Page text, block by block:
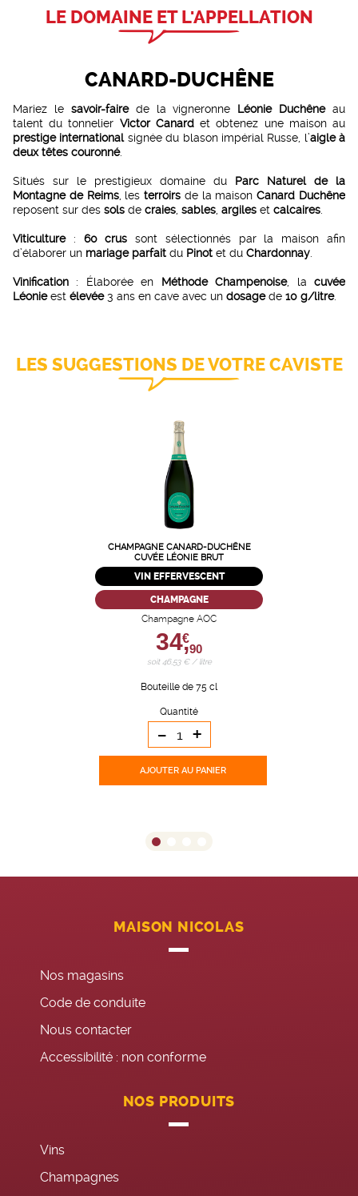
LE DOMAINE ET L'APPELLATION
CANARD-DUCHÊNE
Mariez le savoir-fairede la vigneronne Léonie Duchêneau
talent du tonnelier Victor Canardet obtenez une maison au
prestige internationalsignée du blason impérial Russe, l’aigle à
deux têtes couronné.
Situés sur le prestigieux domaine du Parc Naturel de la
Montagne de Reims, lesterroirs de la maisonCanard Duchêne
reposent sur des sols de craies sables argiles et calcaires
Viticulture: 60 crus sont sélectionnés par la maison afin
d’élaborer un mariage parfait du Pinot et du Chardonnay
Vinification : Élaborée en Méthode Champenoise, lacuvée
Léonieest élevée3 ans en cave avec un dosagede 10 g/litre.
LES SUGGESTIONS DE VOTRE CAVISTE
CHAMPAGNE CANARD-DUCHÊNE
CUVÉE LÉONIE BRUT
VIN EFFERVESCENT
CHAMPAGNE
Champagne AOC
34,
€
90
soit 46,53 € / litre
Bouteille de 75 cl
Quantité
- +
AJOUTER AU PANIER
MAISON NICOLAS
Nos magasins
Code de conduite
Nous contacter
Accessibilité : non conforme
NOS PRODUITS
Vins
Champagnes